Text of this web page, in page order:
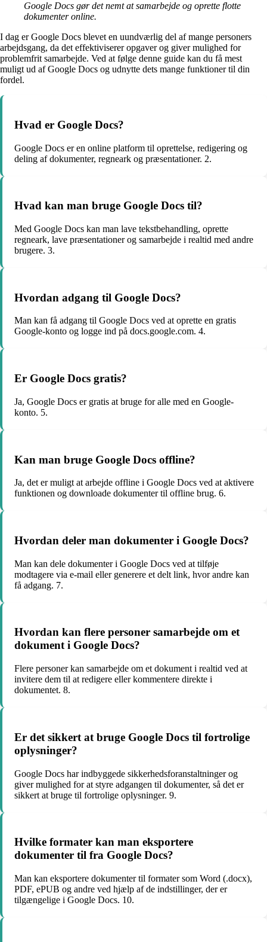
Google Docs gør det nemt at samarbejde og oprette flotte
dokumenter online.
I dag er Google Docs blevet en uundværlig del af mange personers
arbejdsgang, da det effektiviserer opgaver og giver mulighed for
problemfrit samarbejde. Ved at følge denne guide kan du få mest
muligt ud af Google Docs og udnytte dets mange funktioner til din
fordel.
Hvad er Google Docs?
Google Docs er en online platform til oprettelse, redigering og
deling af dokumenter, regneark og præsentationer. 2.
Hvad kan man bruge Google Docs til?
Med Google Docs kan man lave tekstbehandling, oprette
regneark, lave præsentationer og samarbejde i realtid med andre
brugere. 3.
Hvordan adgang til Google Docs?
Man kan få adgang til Google Docs ved at oprette en gratis
Google-konto og logge ind på docs.google.com. 4.
Er Google Docs gratis?
Ja, Google Docs er gratis at bruge for alle med en Google-
konto. 5.
Kan man bruge Google Docs offline?
Ja, det er muligt at arbejde offline i Google Docs ved at aktivere
funktionen og downloade dokumenter til offline brug. 6.
Hvordan deler man dokumenter i Google Docs?
Man kan dele dokumenter i Google Docs ved at tilføje
modtagere via e-mail eller generere et delt link, hvor andre kan
få adgang. 7.
Hvordan kan flere personer samarbejde om et
dokument i Google Docs?
Flere personer kan samarbejde om et dokument i realtid ved at
invitere dem til at redigere eller kommentere direkte i
dokumentet. 8.
Er det sikkert at bruge Google Docs til fortrolige
oplysninger?
Google Docs har indbyggede sikkerhedsforanstaltninger og
giver mulighed for at styre adgangen til dokumenter, så det er
sikkert at bruge til fortrolige oplysninger. 9.
Hvilke formater kan man eksportere
dokumenter til fra Google Docs?
Man kan eksportere dokumenter til formater som Word (.docx),
PDF, ePUB og andre ved hjælp af de indstillinger, der er
tilgængelige i Google Docs. 10.